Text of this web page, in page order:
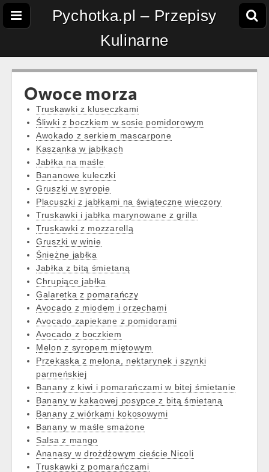
Pychotka.pl – Przepisy
Kulinarne
Owoce morza
Truskawki z kluseczkami
Śliwki z boczkiem w sosie pomidorowym
Awokado z serkiem mascarpone
Kaszanka w jabłkach
Jabłka na maśle
Bananowe kuleczki
Gruszki w syropie
Placuszki z jabłkami na świąteczne wieczory
Truskawki i jabłka marynowane z grilla
Truskawki z mozzarellą
Gruszki w winie
Śnieżne jabłka
Jabłka z bitą śmietaną
Chrupiące jabłka
Galaretka z pomarańczy
Avocado z miodem i orzechami
Avocado zapiekane z pomidorami
Avocado z boczkiem
Melon z syropem miętowym
Przekąska z melona, nektarynek i szynki
parmeńskiej
Banany z kiwi i pomarańczami w bitej śmietanie
Banany w kakaowej posypce z bitą śmietaną
Banany z wiórkami kokosowymi
Banany w maśle smażone
Salsa z mango
Ananasy w drożdżowym cieście Nicoli
Truskawki z pomarańczami